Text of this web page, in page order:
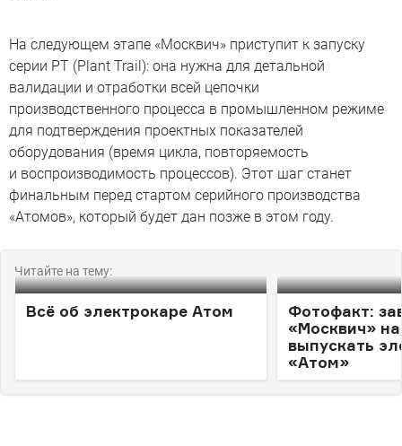
На следующем этапе «Москвич» приступит к запуску
серии PT (Plant Trail): она нужна для детальной
валидации и отработки всей цепочки
производственного процесса в промышленном режиме
для подтверждения проектных показателей
оборудования (время цикла, повторяемость
и воспроизводимость процессов). Этот шаг станет
финальным перед стартом серийного производства
«Атомов», который будет дан позже в этом году.
Читайте на тему:
Всё об электрокаре Атом
Фотофакт:
«Москвич»
выпускать
«Атом»